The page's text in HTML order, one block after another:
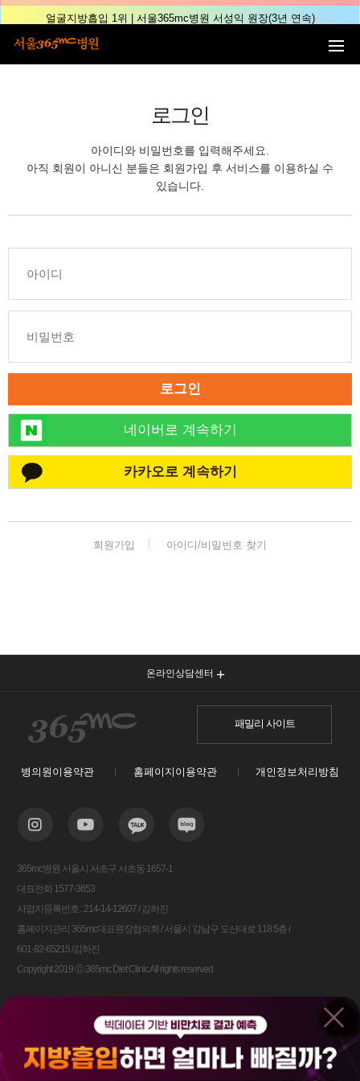
얼굴지방흡입 1위 | 서울365mc병원 서성익 원장(3년 연속)
배파가리 1위 | 서울365mc병원 서성익 원장
🏆대한민국 최대 15층 규모 지방흡입 특화 병원🏆
🏆지방흡입 고객 만족도 99.9% 최고치 달성🏆
🏆서울365mc병원 부위별 최다 지방흡입 집도의 4관왕!! (2026년 7월 기준)
복부지방흡입 1위 | 서울365mc병원 정원주 원장
🏆대한민국 첫번째 '병원급' 지방흡입 병원🏆
본문 바로가기
로그인
아이디와 비밀번호를 입력해주세요.
아직 회원이 아니신 분들은 회원가입 후 서비스를 이용하실 수
있습니다.
로그인
네이버로 계속하기
카카오로 계속하기
회원가입 아이디/비밀번호 찾기
온라인상담센터
패밀리 사이트
병의원이용약관 홈페이지이용약관 개인정보처리방침
365mc병원 서울시 서초구 서초동 1657-1
대표전화 1577-3653
사업자등록번호 : 214-14-12607 / 김하진
홈페이지관리 365mc대표원장협의회 / 서울시 강남구 도산대로 118 5층 /
601-82-65215 /김하진
Copyright 2019 ⓒ 365mc Diet Clinic All rights reserved.